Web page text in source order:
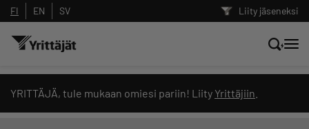
Liity jäseneksi
FI EN SV
YRITTÄJÄ, tule mukaan omiesi pariin! Liity Yrittäjiin
Hae sivustolta tai kysy suoraan
Yrittäjien tekoälyltä